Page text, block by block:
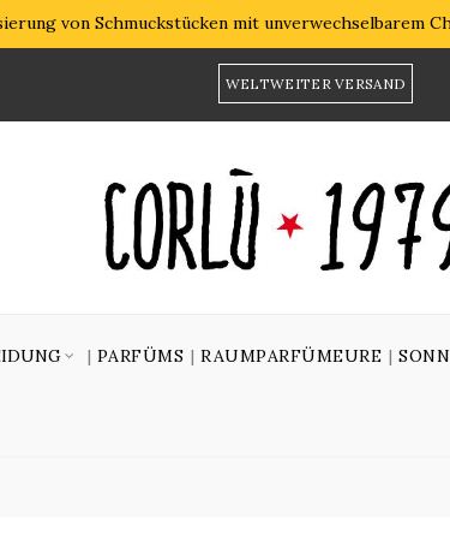
von Schmuckstücken mit unverwechselbarem
WELTWEITER VERSAND
PARFÜMS RAUMPARFÜMEURE